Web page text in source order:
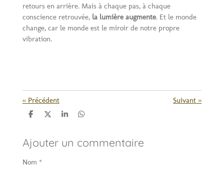
retours en arrière. Mais à chaque pas, à chaque
conscience retrouvée, la lumière augmente. Et le monde
change, car le monde est le miroir de notre propre
vibration.
« Précédent Suivant »
P
t
a
e
P
t
a
P
a
P
t
a
Ajouter un commentaire
Nom *